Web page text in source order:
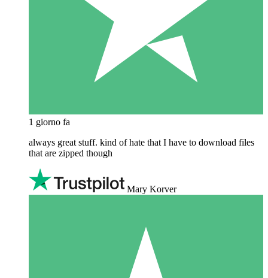
1 giorno fa
always great stuff. kind of hate that I have to download files
that are zipped though
Mary Korver